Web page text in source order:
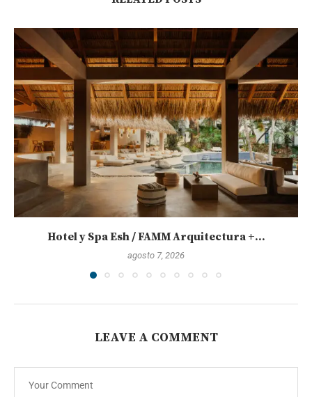
Hotel y Spa Esh / FAMM Arquitectura +...
agosto 7, 2026
LEAVE A COMMENT